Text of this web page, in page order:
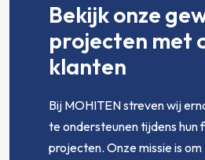
Bekijk onze
projecten met
klanten
Bij MOHITEN streven wij
te ondersteunen tijdens hun
projecten. Onze missie is om